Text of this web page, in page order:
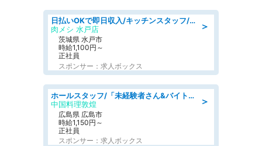
＞
日払いOKで即日収入/キッチンスタッフ/「原付免許必須」デリバリー業務など、自己成長可能な幅広い仕事に挑戦!髪型自由&ピアス・ネイルOK/茨城県/水戸市
肉メシ 水戸店
茨城県 水戸市
時給1,100円～
正社員
スポンサー：求人ボックス
＞
ホールスタッフ/「未経験者さん&バイトデビューも大歓迎」残業ほぼなし×1日3時間〜勤務OK!フォロー体制も充実/広島県/広島市南区
中国料理敦煌
広島県 広島市
時給1,150円～
正社員
スポンサー：求人ボックス